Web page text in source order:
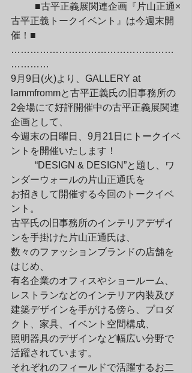
古平正義トークイベント』は今週末開
催！■
……………………………………………
…………
9月9日(火)より、GALLERY at
lammfrommと古平正義氏の旧事務所の
2会場にて好評開催中の古平正義展関連
企画として、
今週末の日曜日、9月21日にトークイベ
ントを開催いたします！
ンダーウォールの片山正通氏を
お招きして開催する今回のトークイベ
ント。
古平氏の旧事務所のインテリアデザイ
ンを手掛けた片山正通氏は、
数々のファッションブランドの店舗を
はじめ、
有名企業のオフィスやショールーム、
レストランなどのインテリア内装及び
建築デザインを手がける傍ら、プロダ
クト、家具、イベント空間構成、
照明器具のデザインなど幅広い分野で
活躍されています。
それぞれのフィールドで活躍するお二